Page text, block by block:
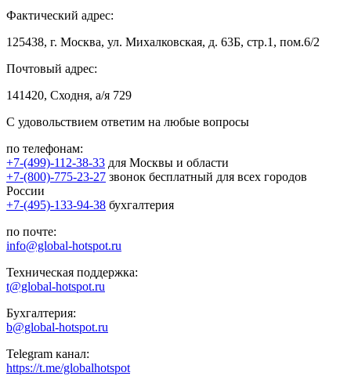
Фактический адрес:
125438, г. Москва, ул. Михалковская, д. 63Б, стр.1, пом.6/2
Почтовый адрес:
141420, Сходня, а/я 729
С удовольствием ответим на любые вопросы
по телефонам:
+7-(499)-112-38-33 для Москвы и области
+7-(800)-775-23-27 звонок бесплатный для всех городов
России
+7-(495)-133-94-38 бухгалтерия
по почте:
info@global-hotspot.ru
Техническая поддержка:
t@global-hotspot.ru
Бухгалтерия:
b@global-hotspot.ru
Telegram канал:
https://t.me/globalhotspot